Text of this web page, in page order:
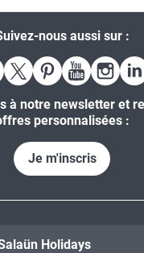
nous aussi sur :
à notre newsletter et
personnalisées :
Je m'inscris
Holidays